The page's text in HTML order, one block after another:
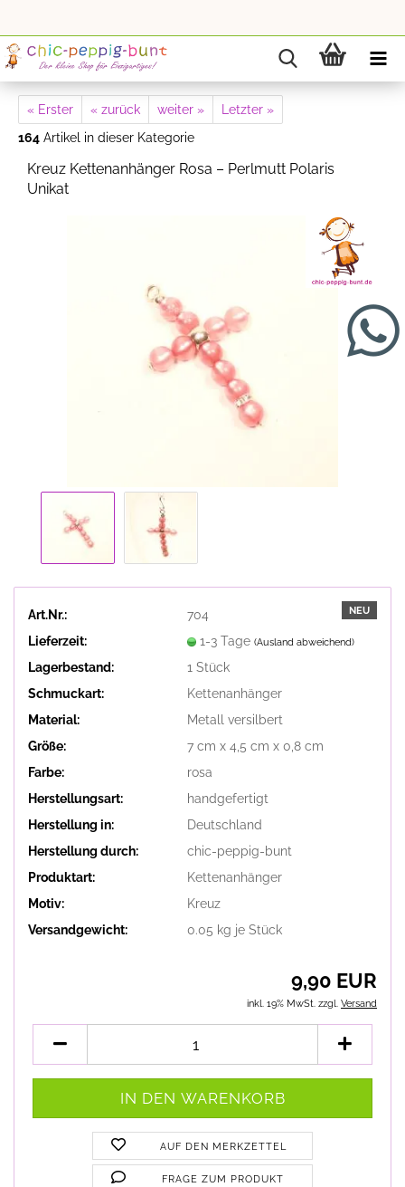
« Erster « zurück weiter »
Letzter »
164 Artikel in dieser Kategorie
Kreuz Kettenanhänger Rosa – Perlmutt Polaris
Unikat
NEU
Art.Nr.:
704
Lieferzeit:
1-3 Tage (Ausland abweichend)
Lagerbestand: 1 Stück
Schmuckart:
Kettenanhänger
Material:
Metall versilbert
Größe:
7 cm x 4,5 cm x 0,8 cm
Farbe:
rosa
Herstellungsart:
handgefertigt
Herstellung in:
Deutschland
Herstellung durch:
chic-peppig-bunt
Produktart:
Kettenanhänger
Motiv:
Kreuz
Versandgewicht:
0.05 kg je Stück
9,90 EUR
inkl. 19% MwSt. zzgl. Versand
AUF DEN MERKZETTEL
FRAGE ZUM PRODUKT